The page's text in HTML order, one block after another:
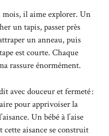
mois, il aime explorer. Un
un tapis, passer près
un anneau, puis
est courte. Chaque
rassure énormément.
avec douceur et fermeté :
pour apprivoiser la
Un bébé à l’aise
aisance se construit